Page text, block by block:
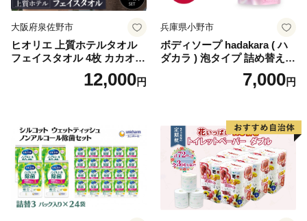
大阪府泉佐野市
ヒオリエ 上質ホテルタオル
フェイスタオル 4枚 カカオ
【タオル 泉州タオル 吸水 普
段使い 無地 シンプル 日用品
12,000円
兵庫県小野市
ボディソープ hadakara ( ハ
ダカラ ) 泡タイプ 詰め替え 4
40ml×4袋 ボディーソープ 泡
ボディソープ 泡 日用品 消耗
泡石鹸 石鹸 兵庫 兵庫県 小野
7,000円